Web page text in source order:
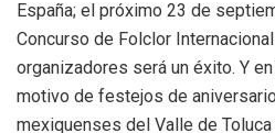
España; el próximo 23 de
Concurso de Folclor
organizadores será un éxito. Y
motivo de festejos de
mexiquenses del Valle de